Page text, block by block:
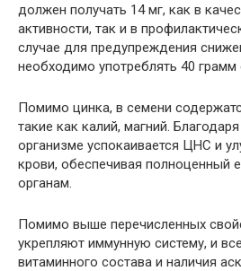
должен получать 14 мг, как в
активности, так и в
случае для предупреждения
необходимо употреблять 40 грамм
Помимо цинка, в семени
такие как калий, магний.
организме успокаивается ЦНС и
крови, обеспечивая полноценный
органам.
Помимо выше перечисленных
укрепляют иммунную систему, и
витаминного состава и наличия